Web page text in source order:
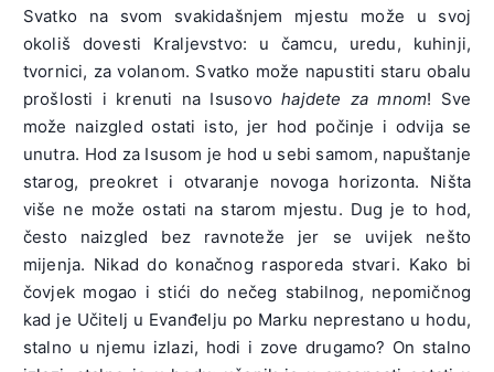
Svatko na svom svakidašnjem mjestu može u svoj
okoliš dovesti Kraljevstvo: u čamcu, uredu, kuhinji,
tvornici, za volanom. Svatko može napustiti staru obalu
prošlosti i krenuti na Isusovohajdete za mnom! Sve
može naizgled ostati isto, jer hod počinje i odvija se
unutra. Hod za Isusom je hod u sebi samom, napuštanje
starog, preokret i otvaranje novoga horizonta. Ništa
više ne može ostati na starom mjestu. Dug je to hod,
često naizgled bez ravnoteže jer se uvijek nešto
mijenja. Nikad do konačnog rasporeda stvari. Kako bi
čovjek mogao i stići do nečeg stabilnog, nepomičnog
kad je Učitelj u Evanđelju po Marku neprestano u hodu,
stalno u njemu izlazi, hodi i zove drugamo? On stalno